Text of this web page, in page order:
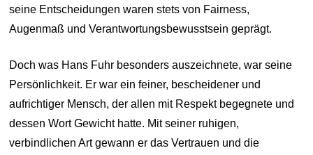
seine Entscheidungen waren stets von Fairness,
Augenmaß und Verantwortungsbewusstsein geprägt.
Doch was Hans Fuhr besonders auszeichnete, war seine
Persönlichkeit. Er war ein feiner, bescheidener und
aufrichtiger Mensch, der allen mit Respekt begegnete und
dessen Wort Gewicht hatte. Mit seiner ruhigen,
verbindlichen Art gewann er das Vertrauen und die